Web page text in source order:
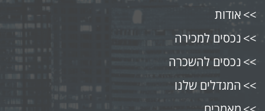
אודות
נכסים למכירה
נכסים להשכרה
המגדלים שלנו